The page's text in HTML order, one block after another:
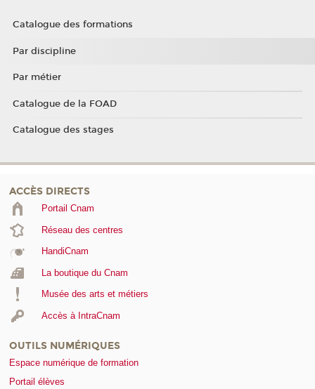
Catalogue des formations
Par discipline
Par métier
Catalogue de la FOAD
Catalogue des stages
ACCÈS DIRECTS
Portail Cnam
Réseau des centres
HandiCnam
La boutique du Cnam
Musée des arts et métiers
Accès à IntraCnam
OUTILS NUMÉRIQUES
Espace numérique de formation
Portail élèves